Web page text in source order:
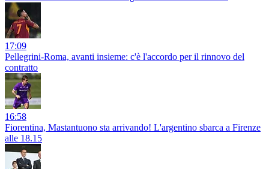
17:09
Pellegrini-Roma, avanti insieme: c'è l'accordo per il rinnovo del
contratto
16:58
Fiorentina, Mastantuono sta arrivando! L'argentino sbarca a Firenze
alle 18.15